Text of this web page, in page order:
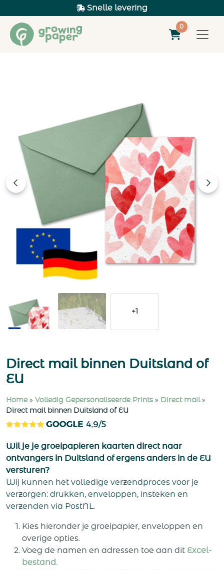
Snelle levering
0
+1
Direct mail binnen Duitsland of
EU
Home» Volledig Gepersonaliseerde Prints » Direct mail»
Direct mail binnen Duitsland of EU
Wil je je groeipapieren kaarten direct naar
ontvangers in Duitsland of ergens anders in de EU
versturen?
Wij kunnen het volledige verzendproces voor je
verzorgen: drukken, enveloppen, insteken en
verzenden via PostNL.
Kies hieronder je groeipapier, enveloppen en
overige opties.
Voeg de namen en adressen toe aan dit Excel-
bestand.